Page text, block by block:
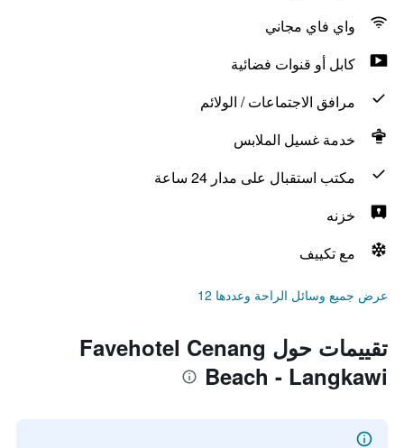
واي فاي مجاني
كابل أو قنوات فضائية
مرافق الاجتماعات / الولائم
خدمة غسيل الملابس
مكتب استقبال على مدار 24 ساعة
خزنه
مع تكييف
عرض جميع وسائل الراحة وعددها 12
تقييمات حول Favehotel Cenang
Beach - Langkawi